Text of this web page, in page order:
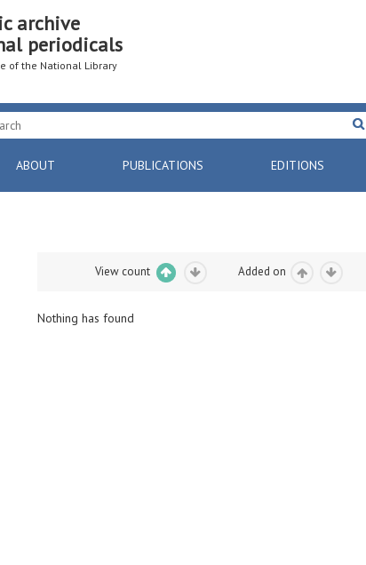
archive
periodicals
of the National Library
ABOUT PUBLICATIONS EDITIONS
View count Added on
Nothing has found